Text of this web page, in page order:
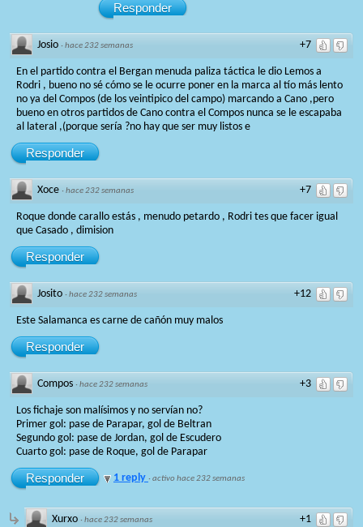
Responder
+7
Josio ·hace 232 semanas
En el partido contra el Bergan menuda paliza táctica le dio Lemos a
Rodri , bueno no sé cómo se le ocurre poner en la marca al tío más lento
no ya del Compos (de los veintipico del campo) marcando a Cano ,pero
bueno en otros partidos de Cano contra el Compos nunca se le escapaba
al lateral ,(porque sería ?no hay que ser muy listos e
Responder
+7
Xoce ·hace 232 semanas
Roque donde carallo estás , menudo petardo , Rodri tes que facer igual
que Casado , dimision
Responder
+12
Josito ·hace 232 semanas
Este Salamanca es carne de cañón muy malos
Responder
+3
Compos ·hace 232 semanas
Los fichaje son malísimos y no servían no?
Primer gol: pase de Parapar, gol de Beltran
Segundo gol: pase de Jordan, gol de Escudero
Cuarto gol: pase de Roque, gol de Parapar
Responder 1 reply ·activo hace 232 semanas
+1
Xurxo ·hace 232 semanas